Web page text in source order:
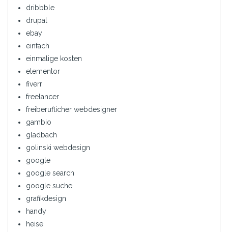
dribbble
drupal
ebay
einfach
einmalige kosten
elementor
fiverr
freelancer
freiberuflicher webdesigner
gambio
gladbach
golinski webdesign
google
google search
google suche
grafikdesign
handy
heise